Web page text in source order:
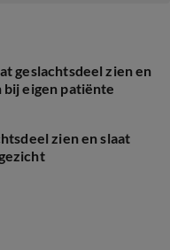
geslachtsdeel zien en
bij eigen patiënte
zien en slaat